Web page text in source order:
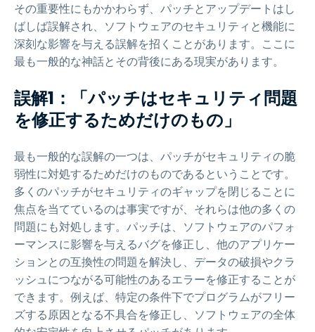
その重要性にもかかわらず、パッチとアップデートはし
ばしば誤解され、ソフトウェアのセキュリティと機能に
深刻な影響を与える誤解を招くことがあります。ここに
最も一般的な神話とその背後にある現実があります。
誤解1：「パッチはセキュリティ問題
を修正するためだけのもの」
最も一般的な誤解の一つは、パッチがセキュリティの脆
弱性に対処するためだけのものであるということです。
多くのパッチがセキュリティのギャップを閉じることに
焦点を当てているのは事実ですが、それらは他の多くの
問題にも対処します。パッチは、ソフトウェアのパフォ
ーマンスに影響を与えるバグを修正し、他のアプリケー
ションとの互換性の問題を解決し、データの破損やクラ
ッシュにつながる可能性のあるエラーを修正することが
できます。例えば、特定の条件下でプログラムがフリー
ズする原因となる不具合を修正し、ソフトウェアの全体